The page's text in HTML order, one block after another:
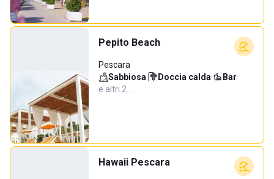
Pepito Beach
Pescara
Sabbiosa· Doccia calda· Bar·
e altri 2…
Hawaii Pescara